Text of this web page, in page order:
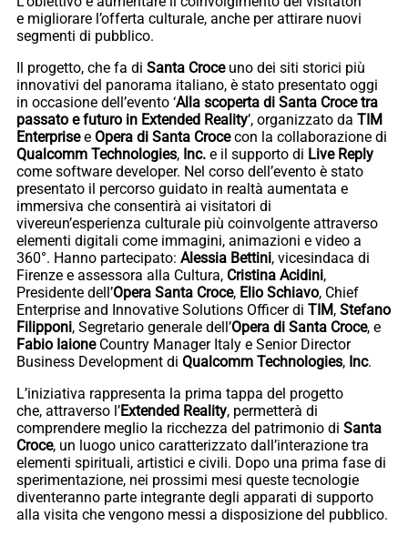
e migliorare l’offerta culturale, anche per attirare nuovi
segmenti di pubblico.
Il progetto, che fa di Santa Croceuno dei siti storici più
innovativi del panorama italiano, è stato presentato oggi
in occasione dell’evento ‘Alla scoperta di Santa Croce tra
passato e futuro in Extended Reality’, organizzato da TIM
Enterprisee Opera di Santa Crocecon la collaborazione di
Qualcomm Technologies, Inc. e il supporto di Live Reply
come software developer. Nel corso dell’evento è stato
presentato il percorso guidato in realtà aumentata e
immersiva che consentirà ai visitatori di
vivereun’esperienza culturale più coinvolgente attraverso
elementi digitali come immagini, animazioni e video a
360°. Hanno partecipato: Alessia Bettini, vicesindaca di
Firenze e assessora alla Cultura, Cristina Acidini,
Presidente dell’Opera Santa Croce, Elio Schiavo, Chief
Enterprise and Innovative Solutions Officer di TIM, Stefano
Filipponi, Segretario generale dell’Opera di Santa Croce, e
Fabio IaioneCountry Manager Italy e Senior Director
Business Development di Qualcomm Technologies, Inc.
L’iniziativa rappresenta la prima tappa del progetto
che, attraverso l’Extended Reality, permetterà di
comprendere meglio la ricchezza del patrimonio di Santa
Croce, un luogo unico caratterizzato dall’interazione tra
elementi spirituali, artistici e civili. Dopo una prima fase di
sperimentazione, nei prossimi mesi queste tecnologie
diventeranno parte integrante degli apparati di supporto
alla visita che vengono messi a disposizione del pubblico.